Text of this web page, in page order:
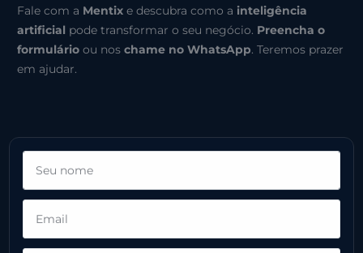
Fale com a Mentix e descubra como a inteligência
artificial pode transformar o seu negócio. Preencha o
formulário ou noschame no WhatsApp. Teremos prazer
em ajudar.